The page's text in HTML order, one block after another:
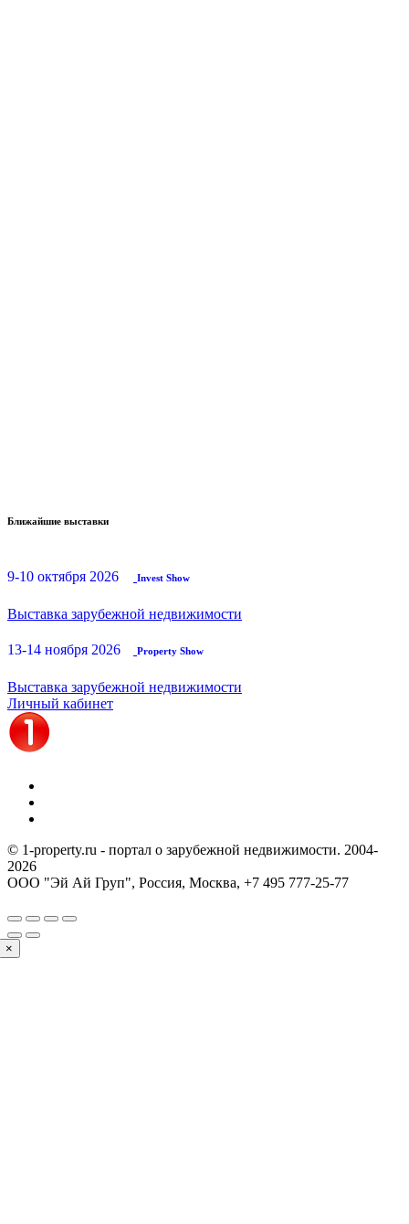
Ближайшие выставки
9-10 октября 2026 Invest Show
Выставка зарубежной недвижимости
13-14 ноября 2026 Property Show
Выставка зарубежной недвижимости
Личный кабинет
© 1-property.ru - портал о зарубежной недвижимости. 2004-
2026
ООО "Эй Ай Груп", Россия, Москва, +7 495 777-25-77
×